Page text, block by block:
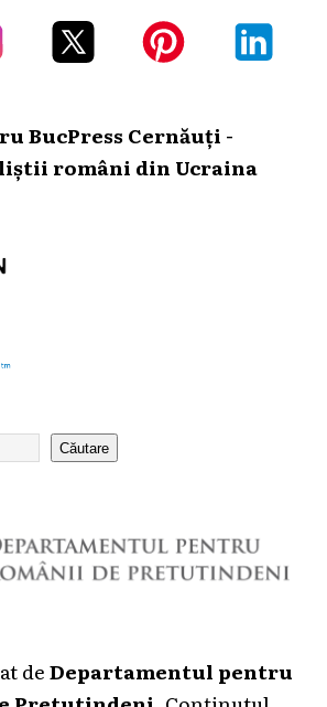
BucPress Cernăuți -
români din Ucraina
Căutare
deDepartamentul pentru